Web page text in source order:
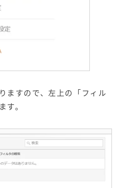
ますので、左上の「フィル
す。